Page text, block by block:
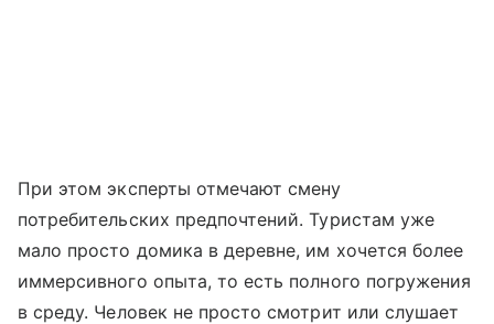
При этом эксперты отмечают смену
потребительских предпочтений. Туристам уже
мало просто домика в деревне, им хочется более
иммерсивного опыта, то есть полного погружения
в среду. Человек не просто смотрит или слушает